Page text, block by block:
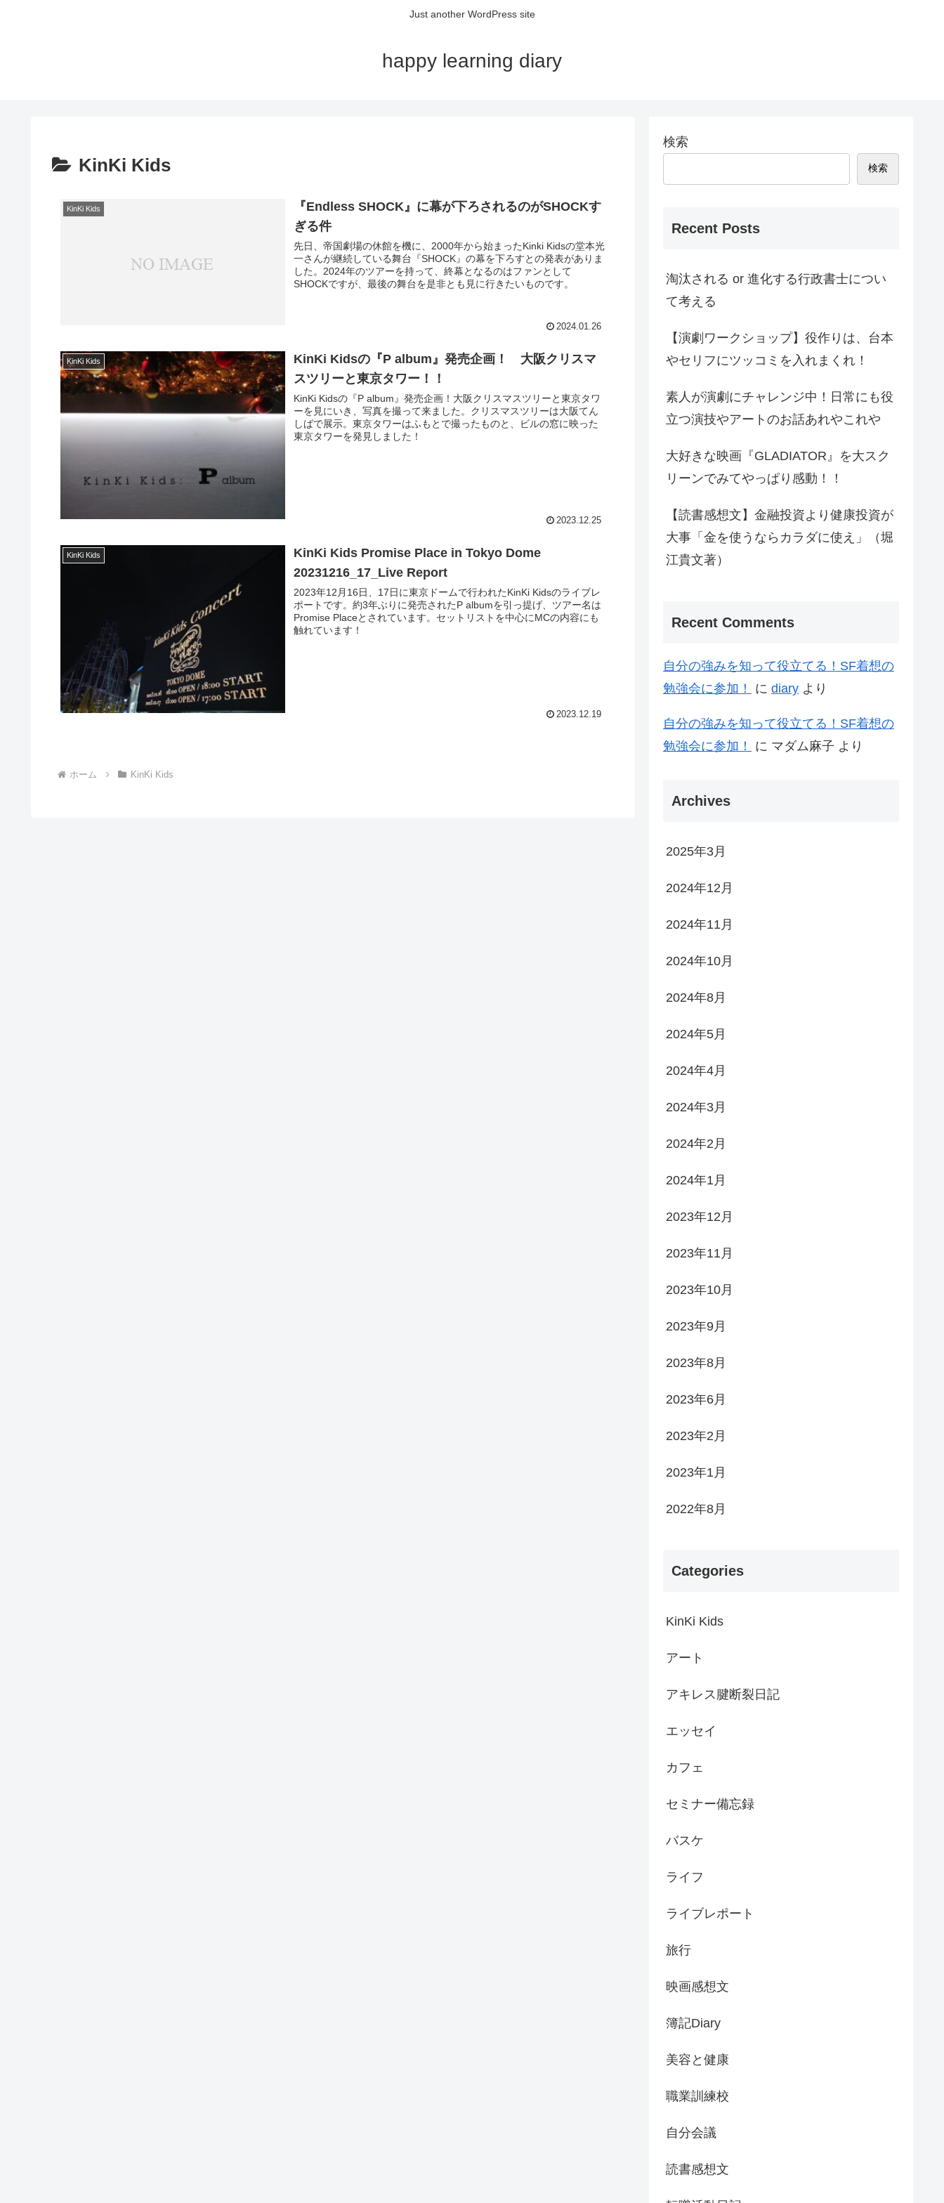
Just another WordPress site
happy learning diary
KinKi Kids
KinKi Kids
『Endless SHOCK』に幕が下ろされるのがSHOCKす
ぎる件
先日、帝国劇場の休館を機に、2000年から始まったKinki Kidsの堂本光
一さんが継続している舞台『SHOCK』の幕を下ろすとの発表がありま
した。2024年のツアーを持って、終幕となるのはファンとして
SHOCKですが、最後の舞台を是非とも見に行きたいものです。
2024.01.26
KinKi Kids
KinKi Kidsの『P album』発売企画！ 大阪クリスマ
スツリーと東京タワー！！
KinKi Kidsの『P album』発売企画！大阪クリスマスツリーと東京タワ
ーを見にいき、写真を撮って来ました。クリスマスツリーは大阪てん
しばで展示。東京タワーはふもとで撮ったものと、ビルの窓に映った
東京タワーを発見しました！
2023.12.25
KinKi Kids
KinKi Kids Promise Place in Tokyo Dome
20231216_17_Live Report
2023年12月16日、17日に東京ドームで行われたKinKi Kidsのライブレ
ポートです。約3年ぶりに発売されたP albumを引っ提げ、ツアー名は
Promise Placeとされています。セットリストを中心にMCの内容にも
触れています！
2023.12.19
ホーム KinKi Kids
検索
検索
Recent Posts
淘汰される or 進化する行政書士につい
て考える
【演劇ワークショップ】役作りは、台本
やセリフにツッコミを入れまくれ！
素人が演劇にチャレンジ中！日常にも役
立つ演技やアートのお話あれやこれや
大好きな映画『GLADIATOR』を大スク
リーンでみてやっぱり感動！！
【読書感想文】金融投資より健康投資が
大事「金を使うならカラダに使え」（堀
江貴文著）
Recent Comments
自分の強みを知って役立てる！SF着想の
勉強会に参加！
に diary より
自分の強みを知って役立てる！SF着想の
勉強会に参加！
に マダム麻子 より
Archives
2025年3月
2024年12月
2024年11月
2024年10月
2024年8月
2024年5月
2024年4月
2024年3月
2024年2月
2024年1月
2023年12月
2023年11月
2023年10月
2023年9月
2023年8月
2023年6月
2023年2月
2023年1月
2022年8月
Categories
KinKi Kids
アート
アキレス腱断裂日記
エッセイ
カフェ
セミナー備忘録
バスケ
ライフ
ライブレポート
旅行
映画感想文
簿記Diary
美容と健康
職業訓練校
自分会議
読書感想文